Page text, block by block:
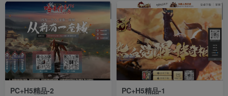
PC+H5精品-2 PC+H5精品-1